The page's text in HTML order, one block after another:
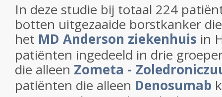
In deze studie bij totaal 224
botten uitgezaaide borstkanker
het MD Anderson ziekenhuis in
patiënten ingedeeld in drie
die alleen Zometa -
patiënten die alleen Denosumab